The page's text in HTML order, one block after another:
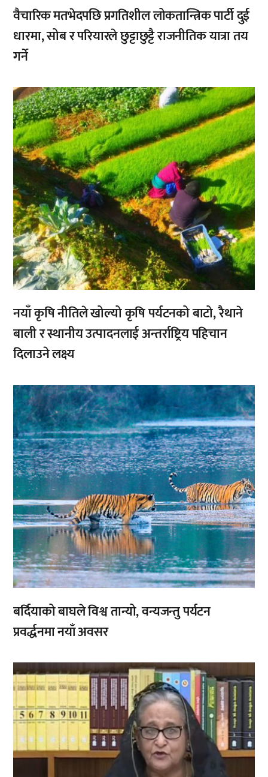
वैचारिक मतभेदपछि प्रगतिशील लोकतान्त्रिक पार्टी दुई
धारमा, सोब र परियारले छुट्टाछुट्टै राजनीतिक यात्रा तय
गर्ने
,
नयाँ कृषि नीतिले खोल्यो कृषि पर्यटनको बाटो, रैथाने
बाली र स्थानीय उत्पादनलाई अन्तर्राष्ट्रिय पहिचान
दिलाउने लक्ष्य
,
बर्दियाको बाघले विश्व तान्यो, वन्यजन्तु पर्यटन
प्रवर्द्धनमा नयाँ अवसर
,,